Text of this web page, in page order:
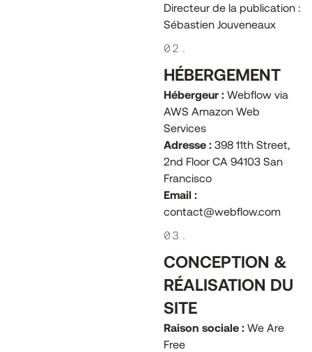
Directeur de la publication :
Sébastien Jouveneaux
02.
HÉBERGEMENT
Hébergeur : Webflow via
AWS Amazon Web
Services
Adresse : 398 11th Street,
2nd Floor CA 94103 San
Francisco
Email :
contact@webflow.com
03.
CONCEPTION &
RÉALISATION DU
SITE
Raison sociale : We Are
Free